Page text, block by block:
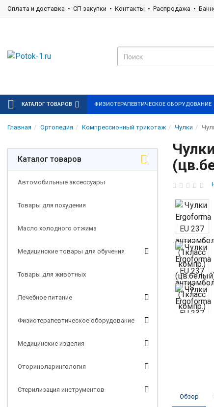
Оплата и доставка СП закупки Контакты Распродажа
КАТАЛОГ ТОВАРОВ ФИЗИОТЕРАПЕВТИЧЕСКОЕ ОБОРУДОВАНИЕ
Главная Ортопедия Компрессионный трикотаж Чулки
Каталог товаров
Автомобильные аксессуары
Товары для похудения
Масло холодного отжима
Медицинские товары для обучения
Товары для животных
Лечебное питание
Физиотерапевтическое оборудование
Медицинские изделия
Оториноларингология
Стерилизация инструментов
Обзор